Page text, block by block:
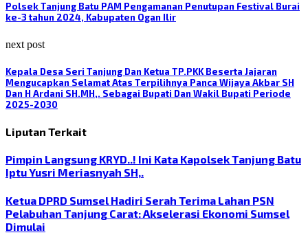
Polsek Tanjung Batu PAM Pengamanan Penutupan Festival Burai
ke-3 tahun 2024, Kabupaten Ogan Ilir
next post
Kepala Desa Seri Tanjung Dan Ketua TP.PKK Beserta Jajaran
Mengucapkan Selamat Atas Terpilihnya Panca Wijaya Akbar SH
Dan H Ardani SH.MH,. Sebagai Bupati Dan Wakil Bupati Periode
2025-2030
Liputan Terkait
Pimpin Langsung KRYD..! Ini Kata Kapolsek Tanjung Batu
Iptu Yusri Meriasnyah SH,.
Ketua DPRD Sumsel Hadiri Serah Terima Lahan PSN
Pelabuhan Tanjung Carat: Akselerasi Ekonomi Sumsel
Dimulai